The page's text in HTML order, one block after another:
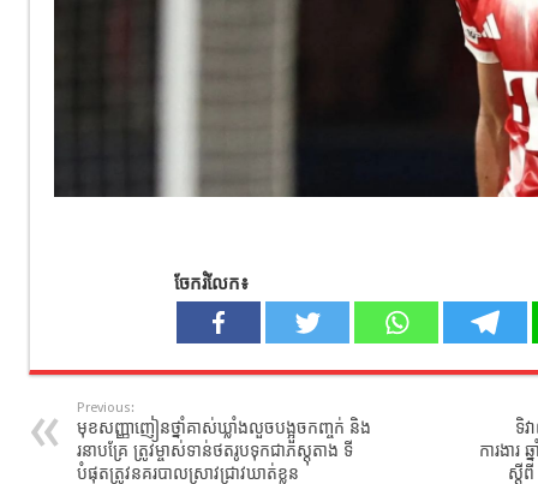
ចែករំលែក៖
Previous:
មុខសញ្ញាញៀនថ្នាំគាស់ឃ្លាំងលួចបង្អួចកញ្ចក់ និង
រនាបគ្រែ ត្រូវម្ចាស់ទាន់ថតរូបទុកជាភស្តុតាង ទី
បំផុតត្រូវនគរបាលស្រាវជ្រាវឃាត់ខ្លួន
ទិ
ការងារ
ស្ដីពី